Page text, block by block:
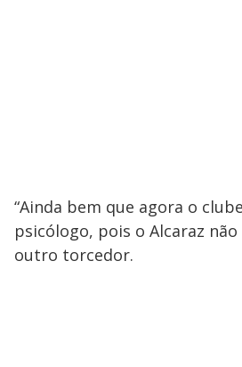
“Ainda bem que agora o
psicólogo, pois o Alcaraz não
outro torcedor.